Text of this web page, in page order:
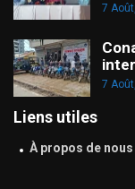
7
7
Liens utiles
À propos de nous